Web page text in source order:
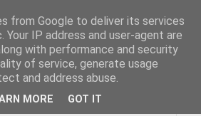
from Google to deliver its services
Your IP address and user-agent are
with performance and security
of service, generate usage
and address abuse.
MORE GOT IT